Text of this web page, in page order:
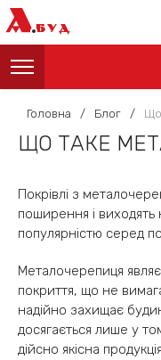
АБУД
Головна / Блог / Що
ЩО ТАКЕ
Покрівлі з
поширення і
популярністю серед
Металочерепиця
покриття, що не
надійно захищає
досягається лише у
дійсно якісна